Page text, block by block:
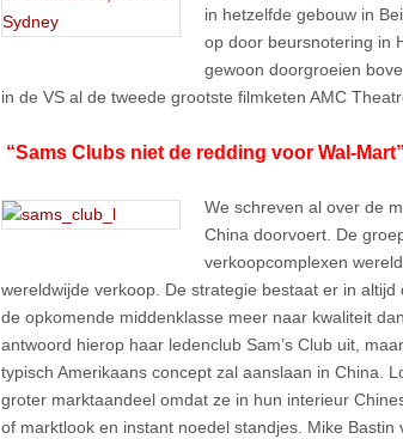
in hetzelfde gebouw in
op door beursnotering in
gewoon doorgroeien
in de VS al de tweede grootste filmketen AMC
“Sams Clubs niet de redding voor Wal-Mart”
We schreven al over de
China doorvoert. De
verkoopcomplexen
wereldwijde verkoop. De strategie bestaat er in
de opkomende middenklasse meer naar kwaliteit
antwoord hierop haar ledenclub Sam’s Club uit,
typisch Amerikaans concept zal aanslaan in China.
groter marktaandeel omdat ze in hun interieur
of marktlook en instant noedel standjes. Mike